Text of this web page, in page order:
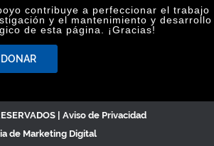
contribuye a perfeccionar el trabajo
y el mantenimiento y desarrollo
de esta página. ¡Gracias!
DONAR
| Aviso de Privacidad
de Marketing Digital